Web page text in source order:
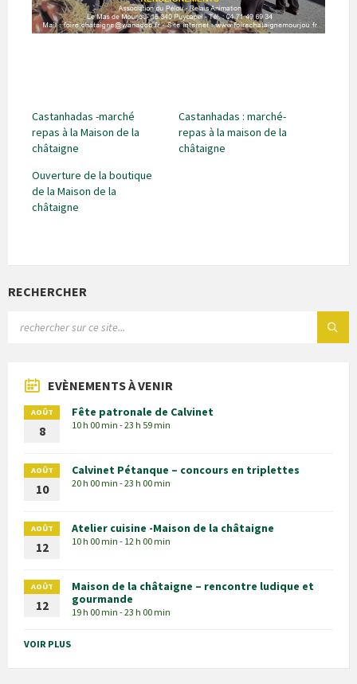
Castanhadas -marché
repas à la Maison de la
châtaigne
Castanhadas : marché-
repas à la maison de la
châtaigne
Ouverture de la boutique
de la Maison de la
châtaigne
RECHERCHER
EVÈNEMENTS À VENIR
AOÛT
8
Fête patronale de Calvinet
10 h 00 min - 23 h 59 min
AOÛT
10
Calvinet Pétanque – concours en triplettes
20 h 00 min - 23 h 00 min
AOÛT
12
Atelier cuisine -Maison de la châtaigne
10 h 00 min - 12 h 00 min
AOÛT
12
Maison de la châtaigne – rencontre ludique et
gourmande
19 h 00 min - 23 h 00 min
VOIR PLUS